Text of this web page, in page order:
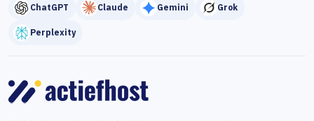
ChatGPT Claude Gemini Grok
Perplexity